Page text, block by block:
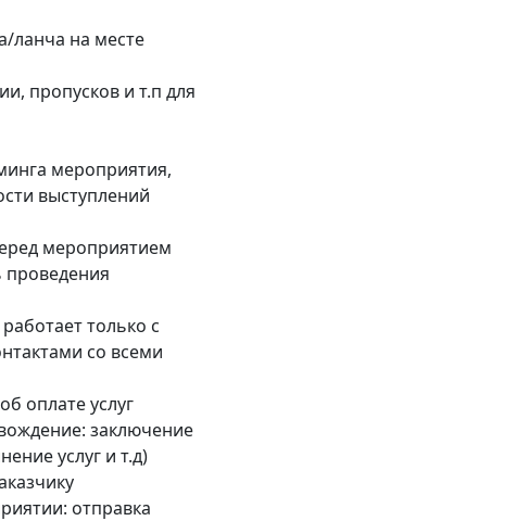
ланча на месте
пропусков и т.п для
мероприятия,
выступлений
мероприятием
проведения
только с
со всеми
оплате услуг
заключение
услуг и т.д)
отправка